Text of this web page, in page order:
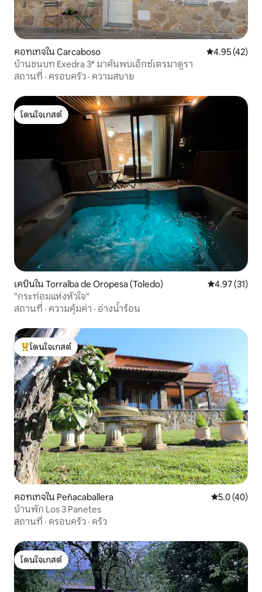
คอทเทจใน Carcaboso คะแนนเฉลี่ย
4.95 (42)
บ้านชนบท Exedra 3* มาค้นพบเอ็กซ์เตรมาดูรา
สถานที่ · ครอบครัว · ความสบาย
โดนใจเกสต์
โดนใจเกสต์
เคบินใน Torralba de Oropesa (Toledo) คะแนนเฉลี่ย
4.97 (31)
"กระท่อมแห่งหัวใจ"
สถานที่ · ความคุ้มค่า · อ่างน้ำร้อน
โดนใจเกสต์ที่สุด
โดนใจเกสต์
คอทเทจใน Peñacaballera คะแนนเฉลี่ย
5.0 (40)
บ้านพัก Los 3 Panetes
สถานที่ · ครอบครัว · ครัว
โดนใจเกสต์
โดนใจเกสต์